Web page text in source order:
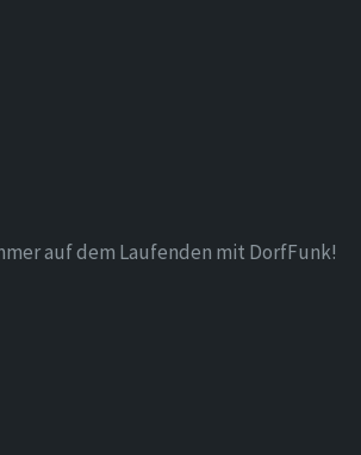
auf dem Laufenden mit DorfFunk!